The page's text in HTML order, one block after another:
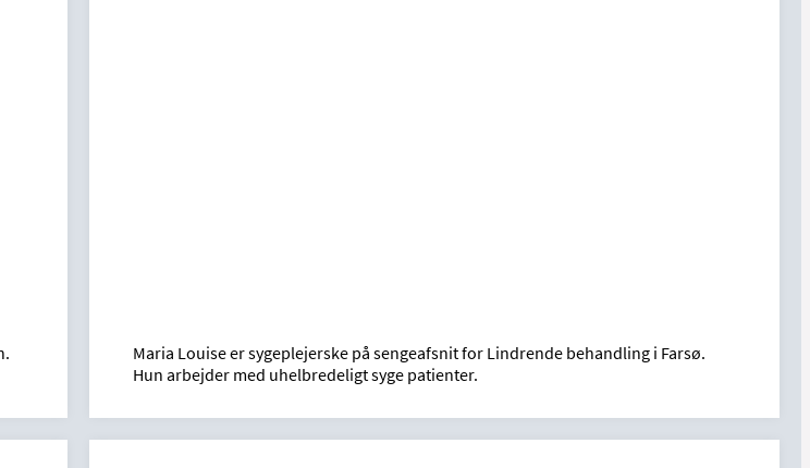
Maria Louise er sygeplejerske på sengeafsnit for Lindrende behandling i Farsø.
Hun arbejder med uhelbredeligt syge patienter.